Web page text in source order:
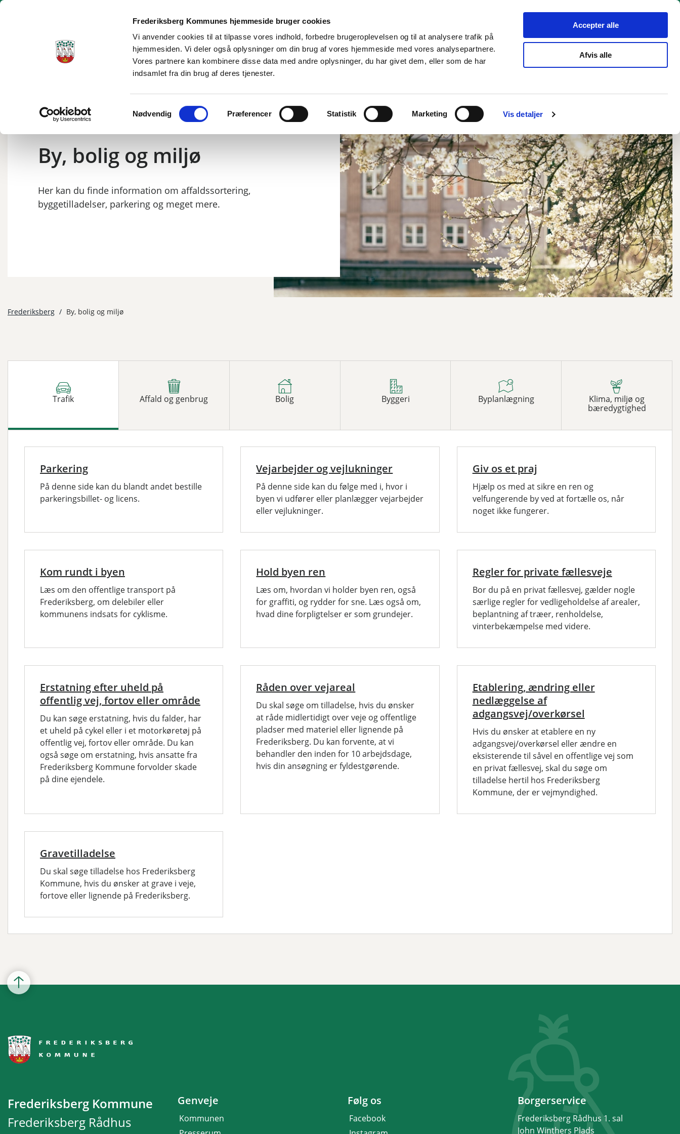
Frederiksberg Kommunes hjemmeside bruger cookies
Vi anvender cookies til at tilpasse vores indhold, forbedre brugeroplevelsen og til at analysere trafik på
hjemmesiden. Vi deler også oplysninger om din brug af vores hjemmeside med vores analysepartnere.
Vores partnere kan kombinere disse data med andre oplysninger, du har givet dem, eller som de har
indsamlet fra din brug af deres tjenester.
Nødvendig Præferencer Statistik Marketing Vis detaljer
Accepter alle
Afvis alle
Borgerservice Dagtilbud og skole Social og sundhed By, bolig og miljø Fritid og oplevelser Job og ledighed
By, bolig og miljø
Her kan du finde information om affaldssortering,
byggetilladelser, parkering og meget mere.
Frederiksberg / By, bolig og miljø
Trafik Affald og genbrug Bolig Byggeri Byplanlægning
Klima, miljø og
bæredygtighed
Parkering
På denne side kan du blandt andet bestille
parkeringsbillet- og licens.
Vejarbejder og vejlukninger
På denne side kan du følge med i, hvor i
byen vi udfører eller planlægger vejarbejder
eller vejlukninger.
Giv os et praj
Hjælp os med at sikre en ren og
velfungerende by ved at fortælle os, når
noget ikke fungerer.
Kom rundt i byen
Læs om den offentlige transport på
Frederiksberg, om delebiler eller
kommunens indsats for cyklisme.
Hold byen ren
Læs om, hvordan vi holder byen ren, også
for graffiti, og rydder for sne. Læs også om,
hvad dine forpligtelser er som grundejer.
Regler for private fællesveje
Bor du på en privat fællesvej, gælder nogle
særlige regler for vedligeholdelse af arealer,
beplantning af træer, renholdelse,
vinterbekæmpelse med videre.
Erstatning efter uheld på
offentlig vej, fortov eller område
Du kan søge erstatning, hvis du falder, har
et uheld på cykel eller i et motorkøretøj på
offentlig vej, fortov eller område. Du kan
også søge om erstatning, hvis ansatte fra
Frederiksberg Kommune forvolder skade
på dine ejendele.
Råden over vejareal
Du skal søge om tilladelse, hvis du ønsker
at råde midlertidigt over veje og offentlige
pladser med materiel eller lignende på
Frederiksberg. Du kan forvente, at vi
behandler den inden for 10 arbejdsdage,
hvis din ansøgning er fyldestgørende.
Etablering, ændring eller
nedlæggelse af
adgangsvej/overkørsel
Hvis du ønsker at etablere en ny
adgangsvej/overkørsel eller ændre en
eksisterende til såvel en offentlige vej som
en privat fællesvej, skal du søge om
tilladelse hertil hos Frederiksberg
Kommune, der er vejmyndighed.
Gravetilladelse
Du skal søge tilladelse hos Frederiksberg
Kommune, hvis du ønsker at grave i veje,
fortove eller lignende på Frederiksberg.
Frederiksberg Kommune
Frederiksberg Rådhus
Genveje
Kommunen
Følg os
Facebook
Borgerservice
Frederiksberg Rådhus 1. sal
John Winthers Plads